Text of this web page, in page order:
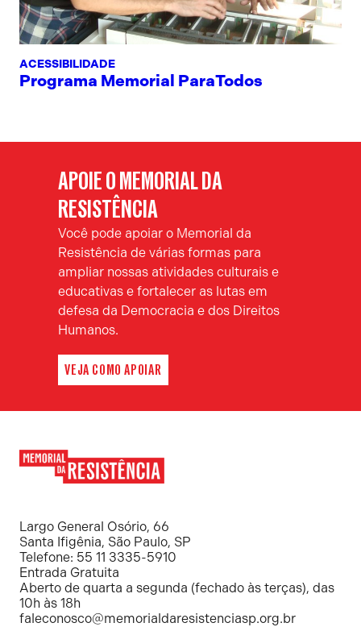
ACESSIBILIDADE
Programa Memorial ParaTodos
APOIE O MEMORIAL DA
RESISTÊNCIA
Você pode apoiar o Memorial da
Resistência de várias formas para
ampliar nossas atividades culturais e
educativas e fortalecer as lutas em
defesa da Democracia e dos Direitos
Humanos.
VEJA COMO APOIAR
Resistência
Largo General Osório, 66
Santa Ifigênia, São Paulo, SP
Telefone: 55 11 3335-5910
Entrada Gratuita
Aberto de quarta a segunda (fechado às terças), das
10h às 18h
faleconosco@memorialdaresistenciasp.org.br